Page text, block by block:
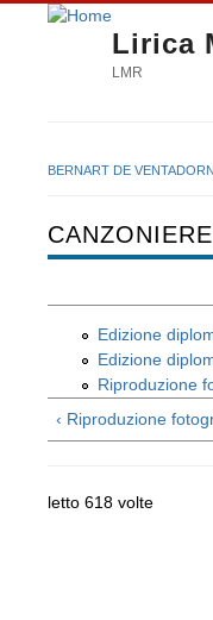
Lirica
LMR
BERNART DE VENTADORN
Edizione
Edizione
Riproduzione
‹ Riproduzione
letto 618 volte